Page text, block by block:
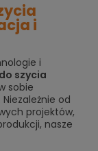
i
i
szycia
sobie
od
projektów,
nasze